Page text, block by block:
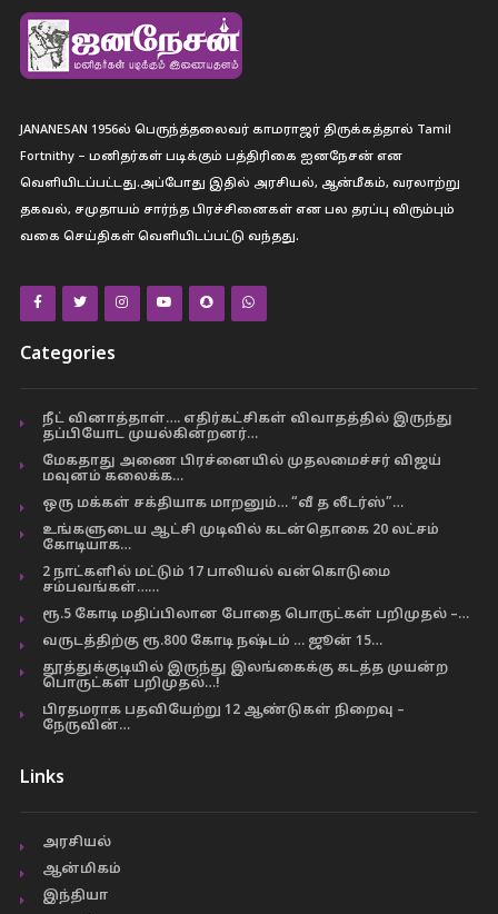
JANANESAN 1956ல் பெருந்த்தலைவர் காமராஜர் திருக்கத்தால் Tamil
Fortnithy – மனிதர்கள் படிக்கும் பத்திரிகை ஐனநேசன் என
வெளியிடப்பட்டது.அப்போது இதில் அரசியல், ஆன்மீகம், வரலாற்று
தகவல், சமுதாயம் சார்ந்த பிரச்சினைகள் என பல தரப்பு விரும்பும்
வகை செய்திகள் வெளியிடப்பட்டு வந்தது.
Categories
நீட் வினாத்தாள்…. எதிர்கட்சிகள் விவாதத்தில் இருந்து
தப்பியோட முயல்கின்றனர்…
மேகதாது அணை பிரச்னையில் முதலமைச்சர் விஜய்
மவுனம் கலைக்க…
ஒரு மக்கள் சக்தியாக மாறனும்… “வீ த லீடர்ஸ்”…
உங்களுடைய ஆட்சி முடிவில் கடன்தொகை 20 லட்சம்
கோடியாக…
2 நாட்களில் மட்டும் 17 பாலியல் வன்கொடுமை
சம்பவங்கள்……
ரூ.5 கோடி மதிப்பிலான போதை பொருட்கள் பறிமுதல் –…
வருடத்திற்கு ரூ.800 கோடி நஷ்டம் … ஜூன் 15…
தூத்துக்குடியில் இருந்து இலங்கைக்கு கடத்த முயன்ற
பொருட்கள் பறிமுதல்…!
பிரதமராக பதவியேற்று 12 ஆண்டுகள் நிறைவு –
நேருவின்…
Links
அரசியல்
ஆன்மிகம்
இந்தியா